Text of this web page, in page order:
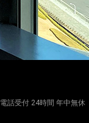
電話受付 24時間 年中無休